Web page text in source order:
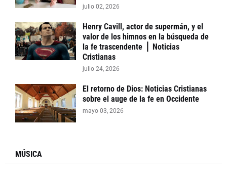
julio 02, 2026
Henry Cavill, actor de supermán, y el
valor de los himnos en la búsqueda de
la fe trascendente ⎪ Noticias
Cristianas
julio 24, 2026
El retorno de Dios: Noticias Cristianas
sobre el auge de la fe en Occidente
mayo 03, 2026
MÚSICA